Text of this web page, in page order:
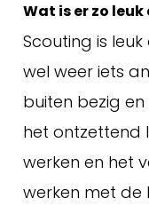
Wat is er zo
Scouting is
wel weer iets
buiten bezig
het ontzettend
werken en het
werken met de